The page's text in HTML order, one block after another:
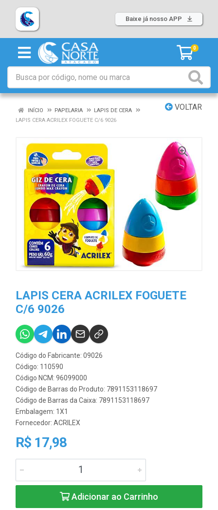
Baixe já nosso APP
0
VOLTAR
INÍCIO PAPELARIA
LAPIS DE CERA
LAPIS CERA ACRILEX FOGUETE C/6 9026
LAPIS CERA ACRILEX FOGUETE
C/6 9026
Código do Fabricante: 09026
Código: 110590
Código NCM: 96099000
Código de Barras do Produto: 7891153118697
Código de Barras da Caixa: 7891153118697
Embalagem: 1X1
Fornecedor: ACRILEX
R$ 17,98
Adicionar ao Carrinho